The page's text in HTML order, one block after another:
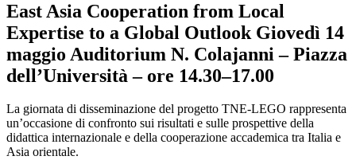
East Asia Cooperation from Local
Expertise to a Global Outlook Giovedì 14
maggio Auditorium N. Colajanni – Piazza
dell’Università – ore 14.30–17.00
La giornata di disseminazione del progetto TNE-LEGO rappresenta
un’occasione di confronto sui risultati e sulle prospettive della
didattica internazionale e della cooperazione accademica tra Italia e
Asia orientale.